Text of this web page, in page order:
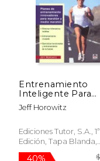
50%
Entrenamiento
Inteligente Para
Maratón
Jeff Horowitz
Ediciones Tutor, S.A., 1ª
Edición, Tapa Blanda,
Nuevo